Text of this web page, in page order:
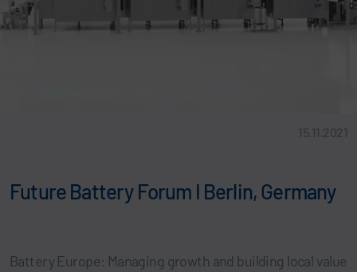
15.11.2021
Future Battery Forum I Berlin, Germany
Battery Europe: Managing growth and building local value